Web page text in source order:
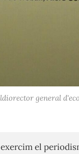
general
el